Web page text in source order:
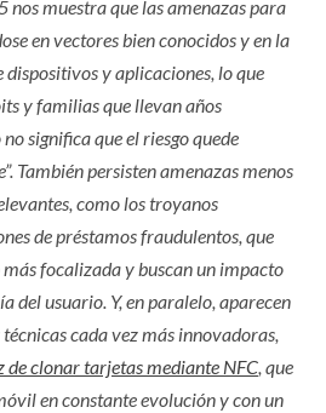
nos muestra que las amenazas para
en vectores bien conocidos y en la
y aplicaciones, lo que
y familias que llevan años
significa que el riesgo quede
También persisten amenazas menos
como los troyanos
de préstamos fraudulentos, que
focalizada y buscan un impacto
del usuario. Y, en paralelo, aparecen
cada vez más innovadoras,
de clonar tarjetas mediante NFC, que
en constante evolución y con un